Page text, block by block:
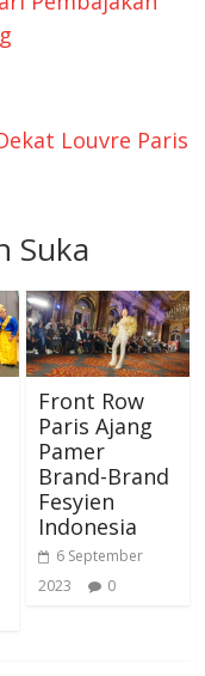
Louvre Paris
Suka
Front Row
Paris Ajang
Pamer
Brand-Brand
Fesyien
Indonesia
6 September
2023
0